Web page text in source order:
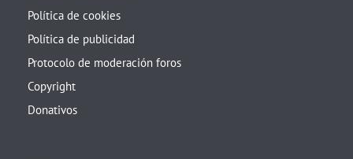
Política de cookies
Política de publicidad
Protocolo de moderación foros
Copyright
Donativos